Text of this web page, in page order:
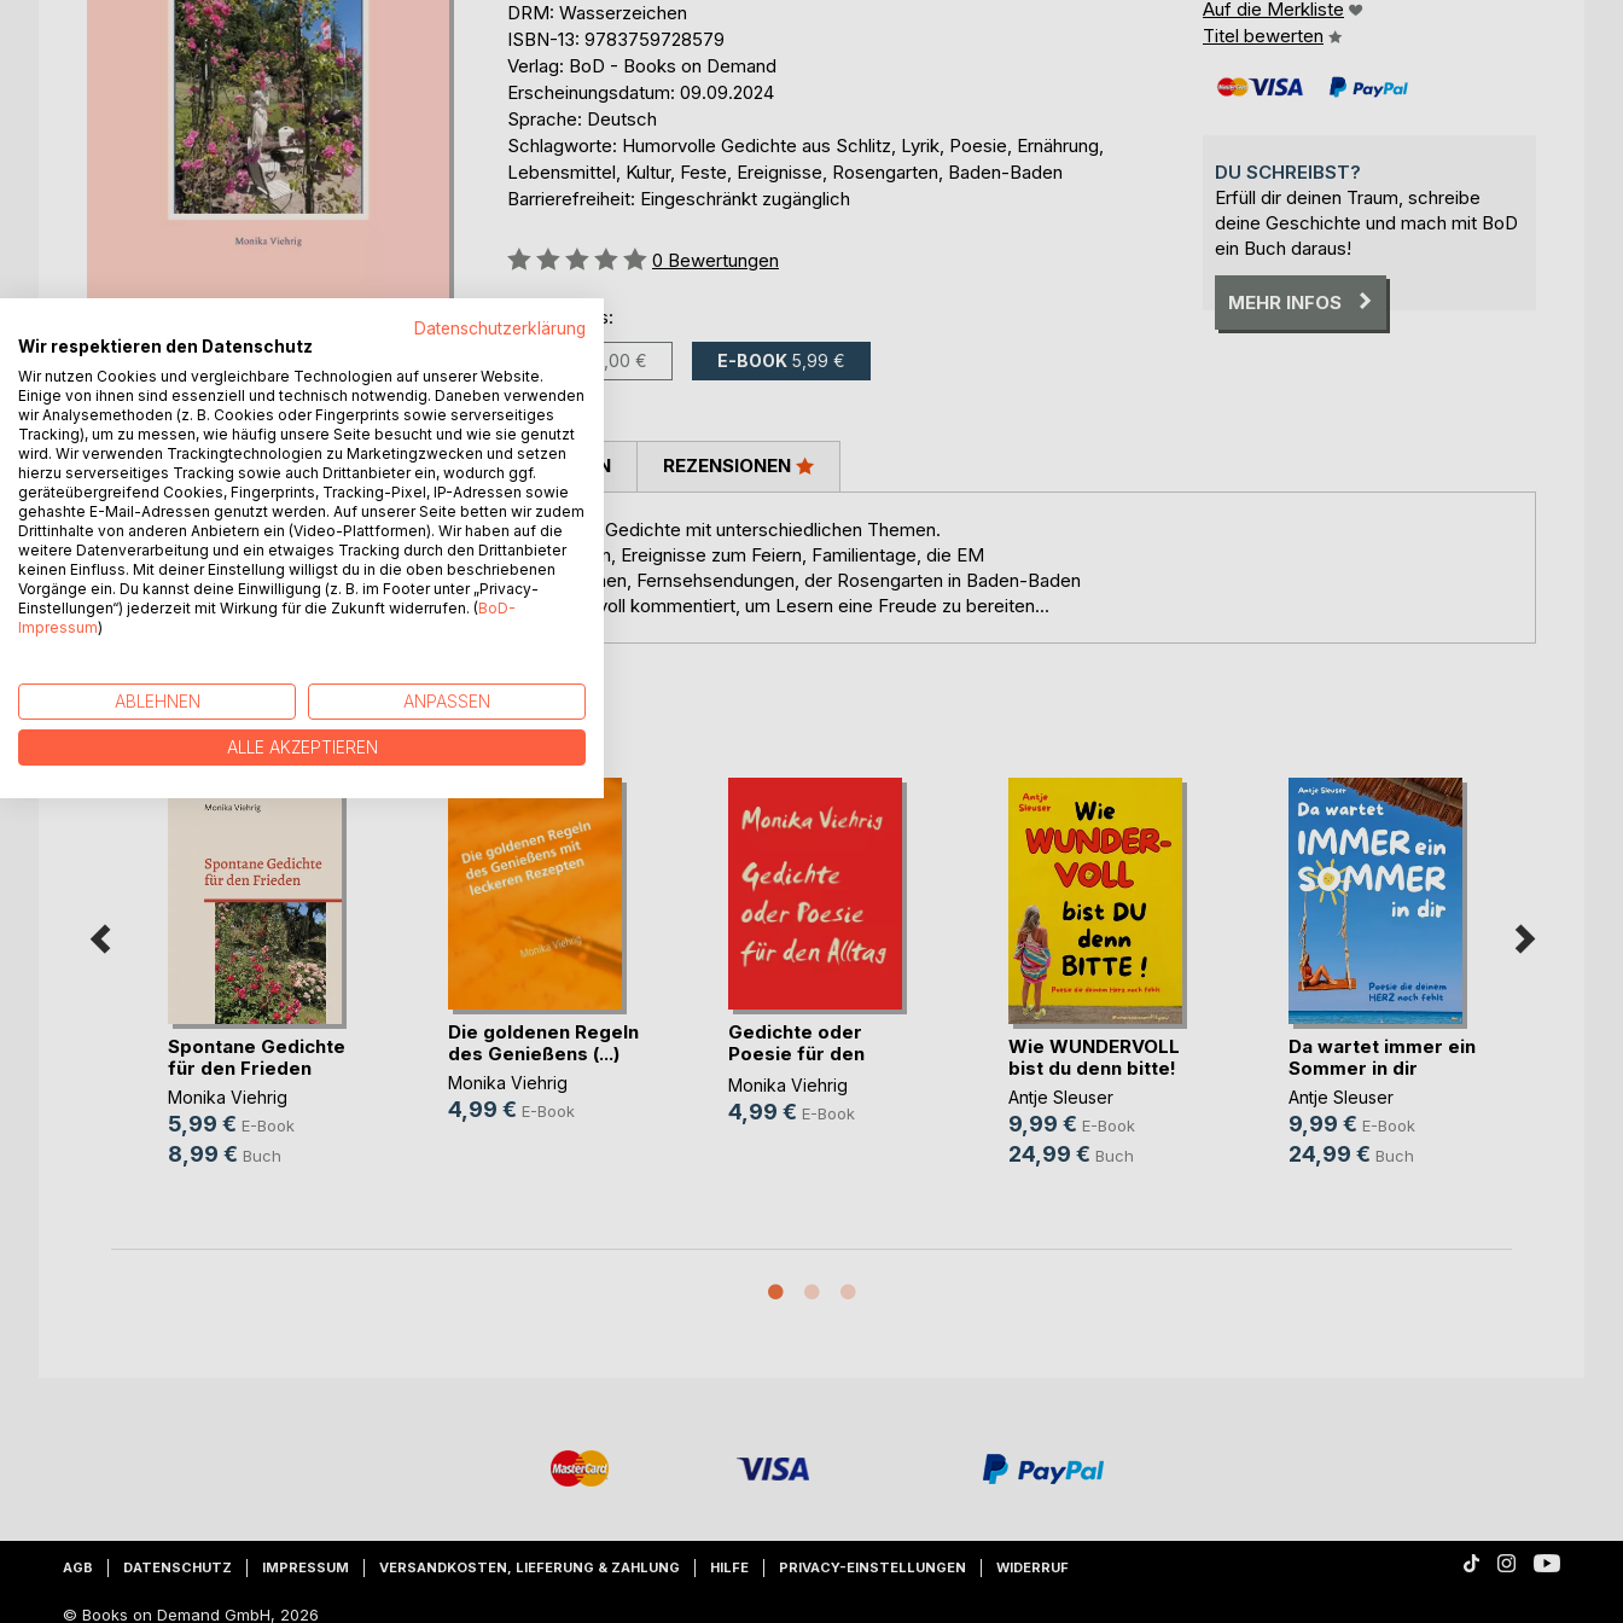
DRM: Wasserzeichen
ISBN-13: 9783759728579
Verlag: BoD - Books on Demand
Erscheinungsdatum: 09.09.2024
Sprache: Deutsch
Schlagworte: Humorvolle Gedichte aus Schlitz, Lyrik, Poesie, Ernährung,
Lebensmittel, Kultur, Feste, Ereignisse, Rosengarten, Baden-Baden
Barrierefreiheit: Eingeschränkt zugänglich
Bewertung::
0 Bewertungen
erhältlich als:
15,00 € E-BOOK 5,99 €
Auf die Merkliste
Titel bewerten
DU SCHREIBST?
Erfüll dir deinen Traum, schreibe
deine Geschichte und mach mit BoD
ein Buch daraus!
MEHR INFOS
BESCHREIBUNG
Humorvolle Gedichte für Menschenwürde sind zahlreiche Gedichte mit unterschiedlichen Themen.
Themenbereiche sind zum Beispiel Lebensmittel, Pflanzen, Ereignisse zum Feiern, Familientage, die EM
(Europameisterschaft), Olympia in Frankreich, Frauenthemen, Fernsehsendungen, der Rosengarten in Baden-Baden
und Lokales aus Schlitz. Aktuelle Themen, werden humorvoll kommentiert, um Lesern eine Freude zu bereiten...
AUTOR/IN PRESSESTIMMEN REZENSIONEN
WEITERE TITEL BEIBoD
Spontane Gedichte
für den Frieden
Monika Viehrig
5,99 € E-Book
8,99 € Buch
Die goldenen Regeln
des Genießens (...)
Monika Viehrig
4,99 € E-Book
Gedichte oder
Poesie für den
Alltag
Monika Viehrig
4,99 € E-Book
Wie WUNDERVOLL
bist du denn bitte!
Antje Sleuser
9,99 € E-Book
24,99 € Buch
Da wartet immer ein
Sommer in dir
Antje Sleuser
9,99 € E-Book
24,99 € Buch
AGB DATENSCHUTZ IMPRESSUM VERSANDKOSTEN, LIEFERUNG & ZAHLUNG HILFE PRIVACY-EINSTELLUNGEN WIDERRUF
© Books on Demand GmbH, 2026
Datenschutzerklärung
Wir respektieren den Datenschutz
Wir nutzen Cookies und vergleichbare Technologien auf unserer Website.
Einige von ihnen sind essenziell und technisch notwendig. Daneben verwenden
wir Analysemethoden (z. B. Cookies oder Fingerprints sowie serverseitiges
Tracking), um zu messen, wie häufig unsere Seite besucht und wie sie genutzt
wird. Wir verwenden Trackingtechnologien zu Marketingzwecken und setzen
hierzu serverseitiges Tracking sowie auch Drittanbieter ein, wodurch ggf.
geräteübergreifend Cookies, Fingerprints, Tracking-Pixel, IP-Adressen sowie
gehashte E-Mail-Adressen genutzt werden. Auf unserer Seite betten wir zudem
Drittinhalte von anderen Anbietern ein (Video-Plattformen). Wir haben auf die
weitere Datenverarbeitung und ein etwaiges Tracking durch den Drittanbieter
keinen Einfluss. Mit deiner Einstellung willigst du in die oben beschriebenen
Vorgänge ein. Du kannst deine Einwilligung (z. B. im Footer unter „Privacy-
Einstellungen“) jederzeit mit Wirkung für die Zukunft widerrufen. (BoD-
Impressum)
ABLEHNEN ANPASSEN
ALLE AKZEPTIEREN